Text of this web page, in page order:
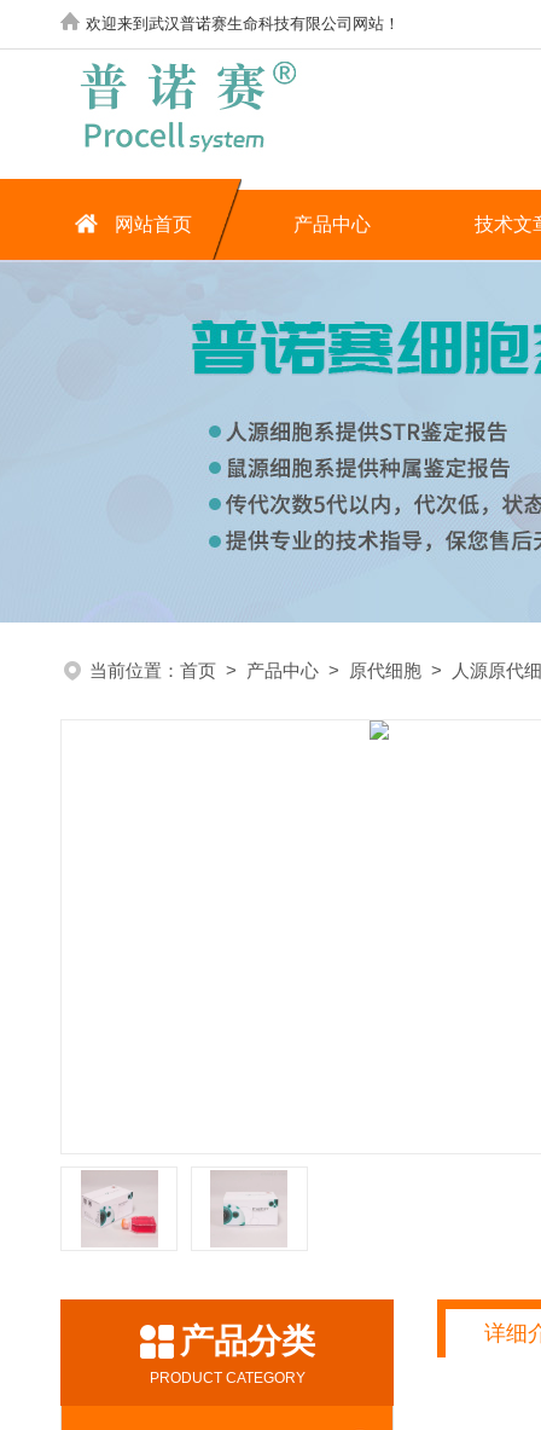
欢迎来到武汉普诺赛生命科技有限公司网站！
网站首页 产品中心 技术文
当前位置： 首页 > 产品中心 > 原代细胞 > 人源原代
产品分类
PRODUCT CATEGORY
详细